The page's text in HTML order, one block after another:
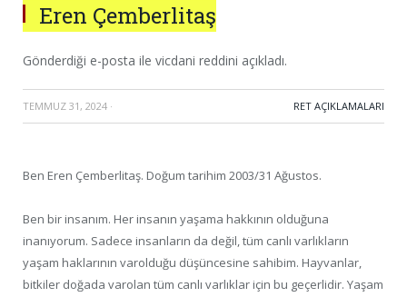
Eren Çemberlitaş
Gönderdiği e-posta ile vicdani reddini açıkladı.
TEMMUZ 31, 2024 · RET AÇIKLAMALARI
Ben Eren Çemberlitaş. Doğum tarihim 2003/31 Ağustos.
Ben bir insanım. Her insanın yaşama hakkının olduğuna
inanıyorum. Sadece insanların da değil, tüm canlı varlıkların
yaşam haklarının varolduğu düşüncesine sahibim. Hayvanlar,
bitkiler doğada varolan tüm canlı varlıklar için bu geçerlidir. Yaşam